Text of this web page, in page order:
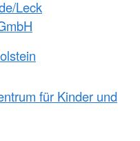
Leck
für Kinder und